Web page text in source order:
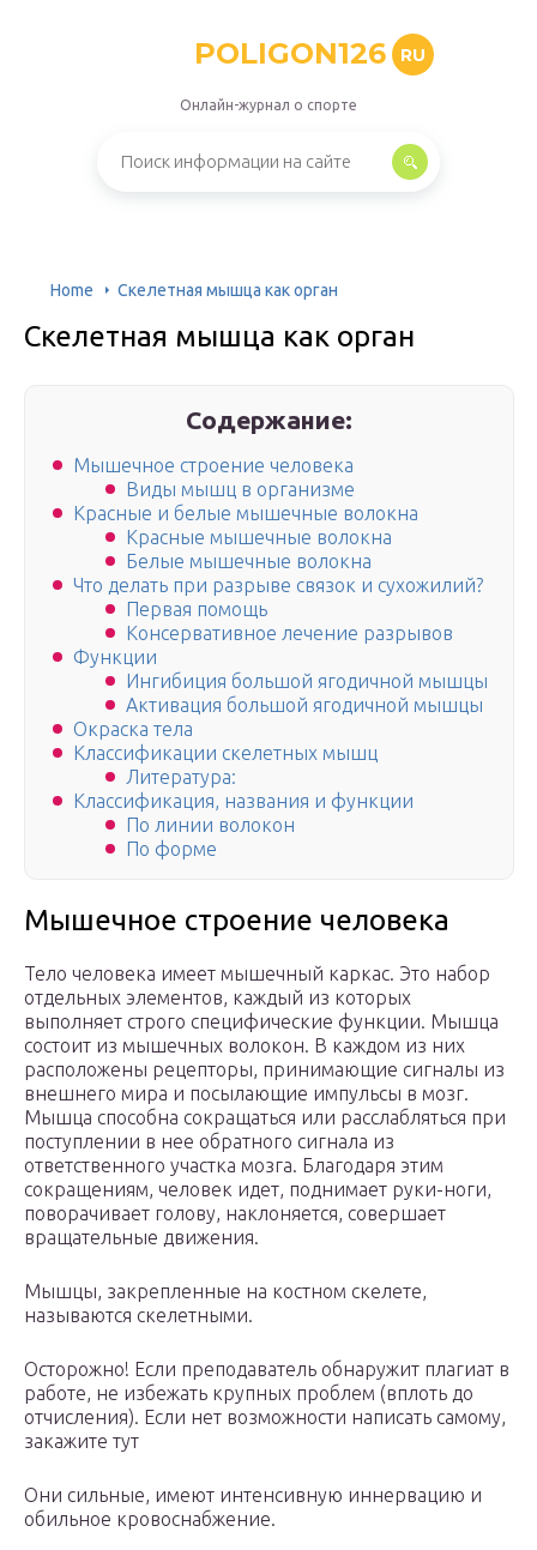
POLIGON126 RU
Онлайн-журнал о спорте
Home Скелетная мышца как орган
Скелетная мышца как орган
Содержание:
Мышечное строение человека
Виды мышц в организме
Красные и белые мышечные волокна
Красные мышечные волокна
Белые мышечные волокна
Что делать при разрыве связок и сухожилий?
Первая помощь
Консервативное лечение разрывов
Функции
Ингибиция большой ягодичной мышцы
Активация большой ягодичной мышцы
Окраска тела
Классификации скелетных мышц
Литература:
Классификация, названия и функции
По линии волокон
По форме
Мышечное строение человека
Тело человека имеет мышечный каркас. Это набор
отдельных элементов, каждый из которых
выполняет строго специфические функции. Мышца
состоит из мышечных волокон. В каждом из них
расположены рецепторы, принимающие сигналы из
внешнего мира и посылающие импульсы в мозг.
Мышца способна сокращаться или расслабляться при
поступлении в нее обратного сигнала из
ответственного участка мозга. Благодаря этим
сокращениям, человек идет, поднимает руки-ноги,
поворачивает голову, наклоняется, совершает
вращательные движения.
Мышцы, закрепленные на костном скелете,
называются скелетными.
Осторожно! Если преподаватель обнаружит плагиат в
работе, не избежать крупных проблем (вплоть до
отчисления). Если нет возможности написать самому,
закажите тут
Они сильные, имеют интенсивную иннервацию и
обильное кровоснабжение.